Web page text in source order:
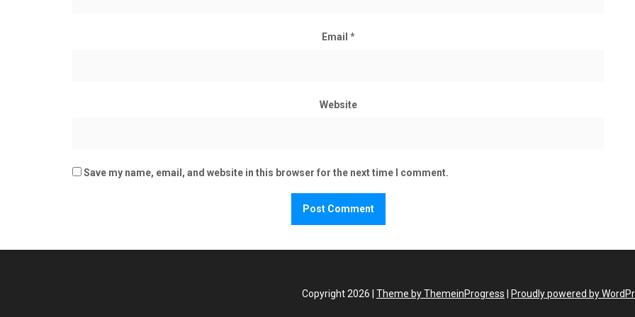
Email *
Website
Save my name, email, and website in this browser for the next time I comment.
Copyright 2026 | Theme by ThemeinProgress Proudly powered by